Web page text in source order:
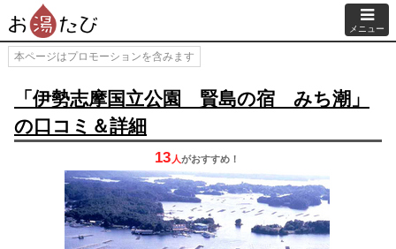
メニュー
本ページはプロモーションを含みます
「伊勢志摩国立公園 賢島の宿 みち潮」
の口コミ＆詳細
13 人がおすすめ！